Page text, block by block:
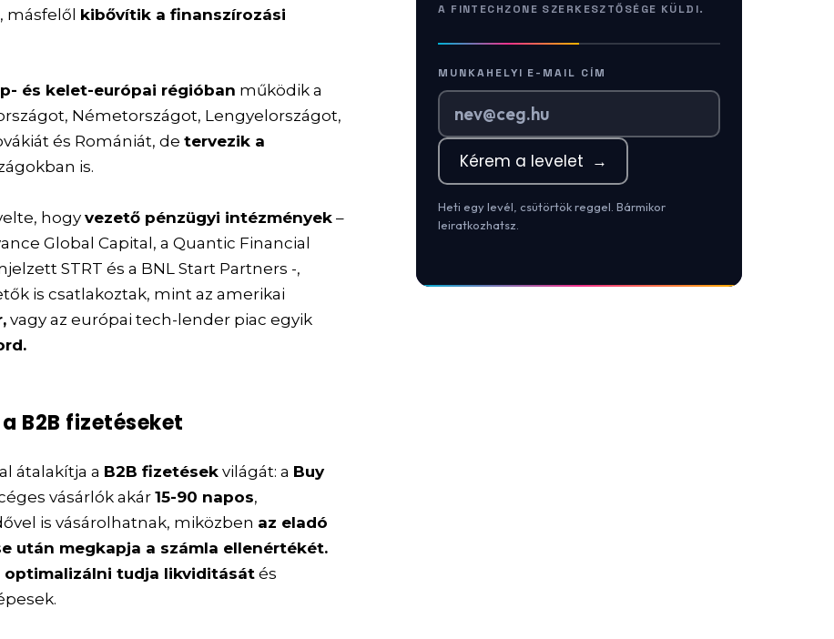
másfelől kibővítik a finanszírozási
és kelet-európai régióban működik a
Németországot, Lengyelországot,
és Romániát, detervezik a
is.
hogyvezető pénzügyi intézmények –
Global Capital, a Quantic Financial
STRT és a BNL Start Partners -,
is csatlakoztak, mint az amerikai
vagy az európai tech-lender piac egyik
B2B fizetéseket
átalakítja a B2B fizetések világát: a Buy
vásárlók akár15-90 napos,
is vásárolhatnak, miközben az eladó
után megkapja a számla ellenértékét.
optimalizálni tudja likviditását és
A FINTECHZONE SZERKESZTŐSÉGE KÜLDI.
MUNKAHELYI E-MAIL CÍM
Kérem a levelet →
Heti egy levél, csütörtök reggel. Bármikor
leiratkozhatsz.